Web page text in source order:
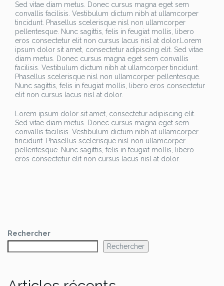
Sed vitae diam metus. Donec cursus magna eget sem
convallis facilisis. Vestibulum dictum nibh at ullamcorper
tincidunt. Phasellus scelerisque nisl non ullamcorper
pellentesque. Nunc sagittis, felis in feugiat mollis, libero
eros consectetur elit non cursus lacus nisl at dolor.Lorem
ipsum dolor sit amet, consectetur adipiscing elit. Sed vitae
diam metus. Donec cursus magna eget sem convallis
facilisis. Vestibulum dictum nibh at ullamcorper tincidunt.
Phasellus scelerisque nisl non ullamcorper pellentesque.
Nunc sagittis, felis in feugiat mollis, libero eros consectetur
elit non cursus lacus nisl at dolor.
Lorem ipsum dolor sit amet, consectetur adipiscing elit.
Sed vitae diam metus. Donec cursus magna eget sem
convallis facilisis. Vestibulum dictum nibh at ullamcorper
tincidunt. Phasellus scelerisque nisl non ullamcorper
pellentesque. Nunc sagittis, felis in feugiat mollis, libero
eros consectetur elit non cursus lacus nisl at dolor.
Rechercher
Rechercher